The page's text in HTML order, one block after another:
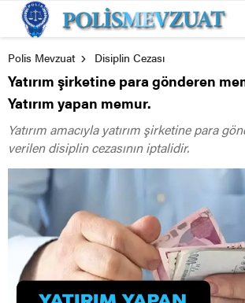
Polis Mevzuat Disiplin Cezası
Yatırım şirketine para gönderen
Yatırım yapan memur.
Yatırım amacıyla yatırım şirketine para
verilen disiplin cezasının iptalidir.